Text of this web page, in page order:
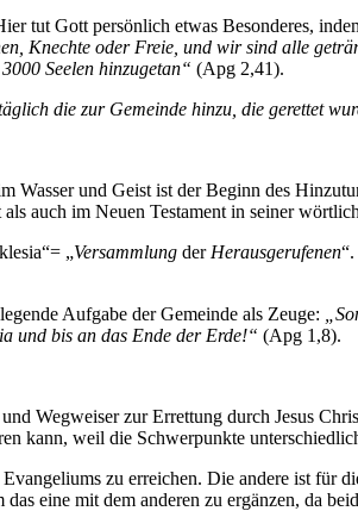
tut Gott persönlich etwas Besonderes,
Knechte oder Freie, und wir sind alle
Seelen hinzugetan“ (Apg 2,41).
die zur Gemeinde hinzu, die gerettet
Wasser und Geist ist der Beginn des
auch im Neuen Testament in seiner
„Versammlung der Herausgerufenen
Aufgabe der Gemeinde als Zeuge:
und bis an das Ende der Erde!“ (Apg 1,8).
Wegweiser zur Errettung durch Jesus
kann, weil die Schwerpunkte
zu erreichen. Die andere ist für
eine mit dem anderen zu ergänzen, da